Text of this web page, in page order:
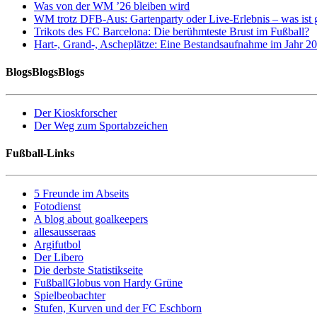
Was von der WM ’26 bleiben wird
WM trotz DFB-Aus: Gartenparty oder Live-Erlebnis – was ist
Trikots des FC Barcelona: Die berühmteste Brust im Fußball?
Hart-, Grand-, Ascheplätze: Eine Bestandsaufnahme im Jahr
BlogsBlogsBlogs
Der Kioskforscher
Der Weg zum Sportabzeichen
Fußball-Links
5 Freunde im Abseits
Fotodienst
A blog about goalkeepers
allesausseraas
Argifutbol
Der Libero
Die derbste Statistikseite
FußballGlobus von Hardy Grüne
Spielbeobachter
Stufen, Kurven und der FC Eschborn